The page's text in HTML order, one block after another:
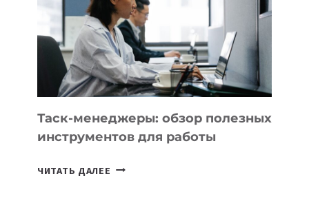
3
ЗАДАЧИ
ЕМУ
МОЖНО
ПОРУЧИТЬ
УЖЕ
Таск-менеджеры: обзор полезных
инструментов для работы
ЧИТАТЬ ДАЛЕЕ ТАСК-